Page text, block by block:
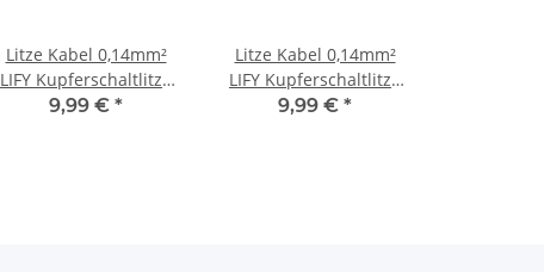
Litze Kabel 0,14mm²
LIFY Kupferschaltlitze
25 Meter auf Spule 10
9,99 € *
Litze Kabel 0,14mm²
LIFY Kupferschaltlitze
25 Meter auf Spule 10
9,99 € *